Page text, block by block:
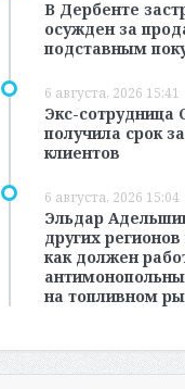
В Дербенте
осужден за
подставным
6 августа, 2026 15:41
Экс-сотрудница
получила срок
клиентов
6 августа, 2026 15:04
Эльдар
других
как должен
на топливном